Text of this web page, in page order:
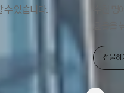
수 있습니다.
선물